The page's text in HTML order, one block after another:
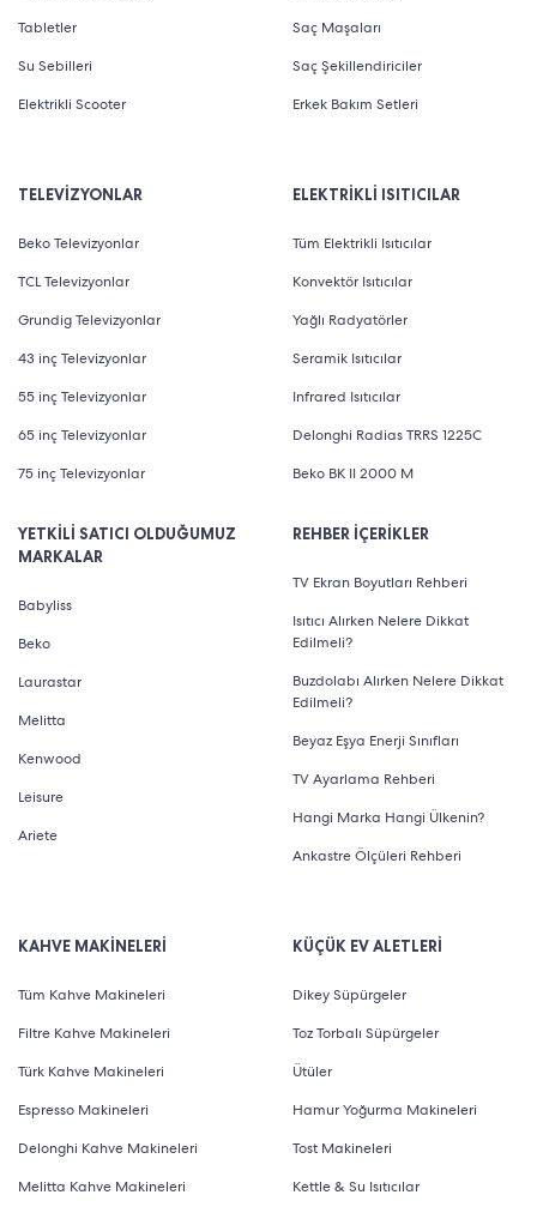
Tabletler
Su Sebilleri
Elektrikli Scooter
Saç Maşaları
Saç Şekillendiriciler
Erkek Bakım Setleri
TELEVİZYONLAR
Beko Televizyonlar
TCL Televizyonlar
Grundig Televizyonlar
43 inç Televizyonlar
55 inç Televizyonlar
65 inç Televizyonlar
75 inç Televizyonlar
YETKİLİ SATICI OLDUĞUMUZ
MARKALAR
Babyliss
Beko
Laurastar
Melitta
Kenwood
Leisure
Ariete
ELEKTRİKLİ ISITICILAR
Tüm Elektrikli Isıtıcılar
Konvektör Isıtıcılar
Yağlı Radyatörler
Seramik Isıtıcılar
Infrared Isıtıcılar
Delonghi Radias TRRS 1225C
Beko BK II 2000 M
REHBER İÇERİKLER
TV Ekran Boyutları Rehberi
Isıtıcı Alırken Nelere Dikkat
Edilmeli?
Buzdolabı Alırken Nelere Dikkat
Edilmeli?
Beyaz Eşya Enerji Sınıfları
TV Ayarlama Rehberi
Hangi Marka Hangi Ülkenin?
Ankastre Ölçüleri Rehberi
KAHVE MAKİNELERİ
Tüm Kahve Makineleri
Filtre Kahve Makineleri
Türk Kahve Makineleri
Espresso Makineleri
Delonghi Kahve Makineleri
Melitta Kahve Makineleri
KÜÇÜK EV ALETLERİ
Dikey Süpürgeler
Toz Torbalı Süpürgeler
Ütüler
Hamur Yoğurma Makineleri
Tost Makineleri
Kettle & Su Isıtıcılar